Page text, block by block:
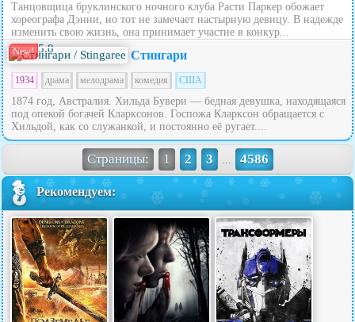
Танцовщица бруклинского ночного клуба Расти Паркер обожает
хореографа Дэнни, но тот не замечает настырную девицу. В надежде
изменить свою жизнь, она принимает участие в конкур...
New! 5.8 Стингари
1934 драма мелодрама комедия США
1874 год, Австралия. Хильда Бувери — бедная девушка, находящаяся
под опекой богачей Кларксонов. Госпожа Кларксон обращается с
Хильдой, как со служанкой, и постоянно её ругает....
Страницы: 1 2 3 ... 4586
Рекомендуем: